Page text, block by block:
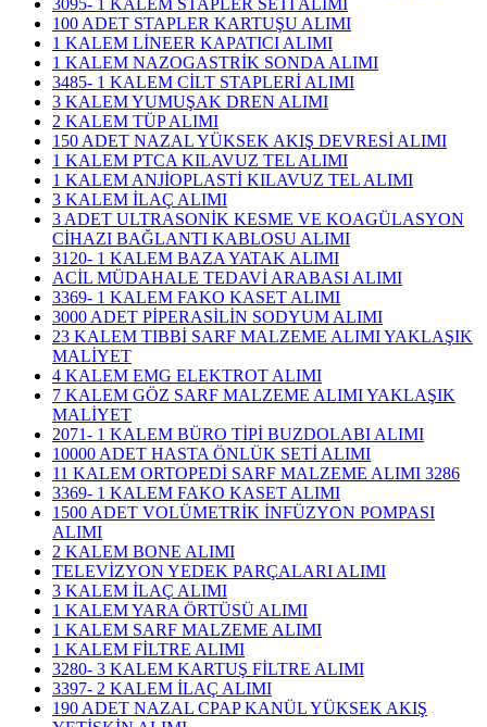
100 ADET STAPLER KARTUŞU ALIMI
1 KALEM LİNEER KAPATICI ALIMI
1 KALEM NAZOGASTRİK SONDA ALIMI
3485- 1 KALEM CİLT STAPLERİ ALIMI
3 KALEM YUMUŞAK DREN ALIMI
2 KALEM TÜP ALIMI
150 ADET NAZAL YÜKSEK AKIŞ DEVRESİ ALIMI
1 KALEM PTCA KILAVUZ TEL ALIMI
1 KALEM ANJİOPLASTİ KILAVUZ TEL ALIMI
3 KALEM İLAÇ ALIMI
3 ADET ULTRASONİK KESME VE KOAGÜLASYON
CİHAZI BAĞLANTI KABLOSU ALIMI
3120- 1 KALEM BAZA YATAK ALIMI
ACİL MÜDAHALE TEDAVİ ARABASI ALIMI
3369- 1 KALEM FAKO KASET ALIMI
3000 ADET PİPERASİLİN SODYUM ALIMI
23 KALEM TIBBİ SARF MALZEME ALIMI YAKLAŞIK
MALİYET
4 KALEM EMG ELEKTROT ALIMI
7 KALEM GÖZ SARF MALZEME ALIMI YAKLAŞIK
MALİYET
2071- 1 KALEM BÜRO TİPİ BUZDOLABI ALIMI
10000 ADET HASTA ÖNLÜK SETİ ALIMI
11 KALEM ORTOPEDİ SARF MALZEME ALIMI 3286
3369- 1 KALEM FAKO KASET ALIMI
1500 ADET VOLÜMETRİK İNFÜZYON POMPASI
ALIMI
2 KALEM BONE ALIMI
TELEVİZYON YEDEK PARÇALARI ALIMI
3 KALEM İLAÇ ALIMI
1 KALEM YARA ÖRTÜSÜ ALIMI
1 KALEM SARF MALZEME ALIMI
1 KALEM FİLTRE ALIMI
3280- 3 KALEM KARTUŞ FİLTRE ALIMI
3397- 2 KALEM İLAÇ ALIMI
190 ADET NAZAL CPAP KANÜL YÜKSEK AKIŞ